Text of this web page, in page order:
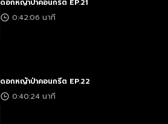
ดอกหญ้าป่าคอนกรีต EP.21
0:42:06 นาที
ดอกหญ้าป่าคอนกรีต EP.22
0:40:24 นาที